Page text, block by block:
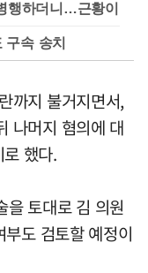
행하더니…근황이
속 송치
까지 불거지면서,
나머지 혐의에 대
했다.
을 토대로 김 의원
도 검토할 예정이